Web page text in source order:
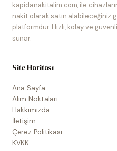
kapidanakitalim.com, ile
nakit olarak satın alabileceğiniz
platformdur. Hızlı, kolay ve
sunar.
Site Haritası
Ana Sayfa
Alım Noktaları
Hakkımızda
İletişim
Çerez Politikası
KVKK